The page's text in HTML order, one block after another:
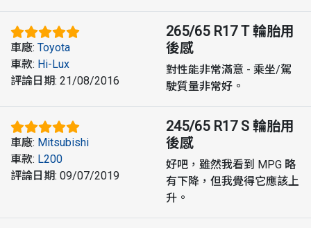
車廠: Toyota
車款: Hi-Lux
評論日期: 21/08/2016
265/65 R17 T 輪胎用
後感
對性能非常滿意 - 乘坐/駕
駛質量非常好。
車廠: Mitsubishi
車款: L200
評論日期: 09/07/2019
245/65 R17 S 輪胎用
後感
好吧，雖然我看到 MPG 略
有下降，但我覺得它應該上
升。